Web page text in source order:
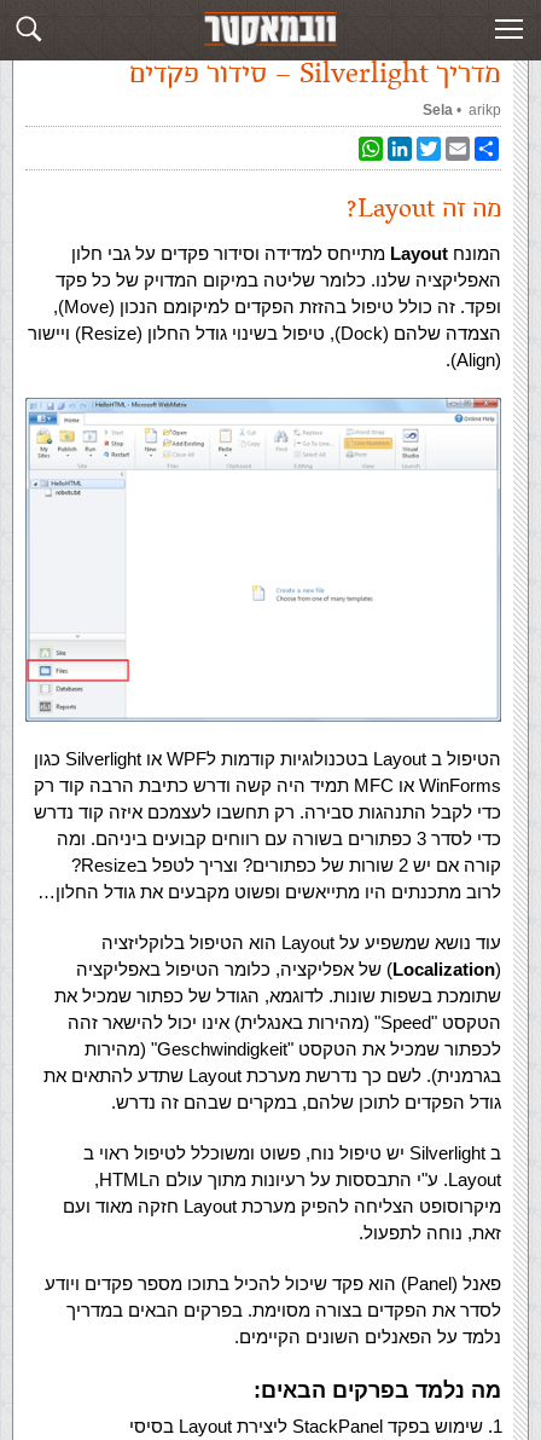
עמוד ראשי מדריך Silverlight – סידור פקדים
מדריך Silverlight – סידור פקדים
arikp
‏ •
Sela
WhatsAppLinkedInTwitterEmailShare
מה זה Layout?
המונח Layout מתייחס למדידה וסידור פקדים על גבי חלון
האפליקציה שלנו. כלומר שליטה במיקום המדויק של כל פקד
ופקד. זה כולל טיפול בהזזת הפקדים למיקומם הנכון (Move),
הצמדה שלהם (Dock), טיפול בשינוי גודל החלון (Resize) ויישור
(Align).
הטיפול ב Layout בטכנולוגיות קודמות לWPF או Silverlight כגון
WinForms או MFC תמיד היה קשה ודרש כתיבת הרבה קוד רק
כדי לקבל התנהגות סבירה. רק תחשבו לעצמכם איזה קוד נדרש
כדי לסדר 3 כפתורים בשורה עם רווחים קבועים ביניהם. ומה
קורה אם יש 2 שורות של כפתורים? וצריך לטפל בResize?
לרוב מתכנתים היו מתייאשים ופשוט מקבעים את גודל החלון…
עוד נושא שמשפיע על Layout הוא הטיפול בלוקליזציה
(
Localization) של אפליקציה, כלומר הטיפול באפליקציה
שתומכת בשפות שונות. לדוגמא, הגודל של כפתור שמכיל את
הטקסט "Speed" (מהירות באנגלית) אינו יכול להישאר זהה
לכפתור שמכיל את הטקסט "Geschwindigkeit" (מהירות
בגרמנית). לשם כך נדרשת מערכת Layout שתדע להתאים את
גודל הפקדים לתוכן שלהם, במקרים שבהם זה נדרש.
ב Silverlight יש טיפול נוח, פשוט ומשוכלל לטיפול ראוי ב
Layout. ע"י התבססות על רעיונות מתוך עולם הHTML,
מיקרוסופט הצליחה להפיק מערכת Layout חזקה מאוד ועם
זאת, נוחה לתפעול.
פאנל (Panel) הוא פקד שיכול להכיל בתוכו מספר פקדים ויודע
לסדר את הפקדים בצורה מסוימת. בפרקים הבאים במדריך
נלמד על הפאנלים השונים הקיימים.
מה נלמד בפרקים הבאים:
שימוש בפקד StackPanel ליצירת Layout בסיסי